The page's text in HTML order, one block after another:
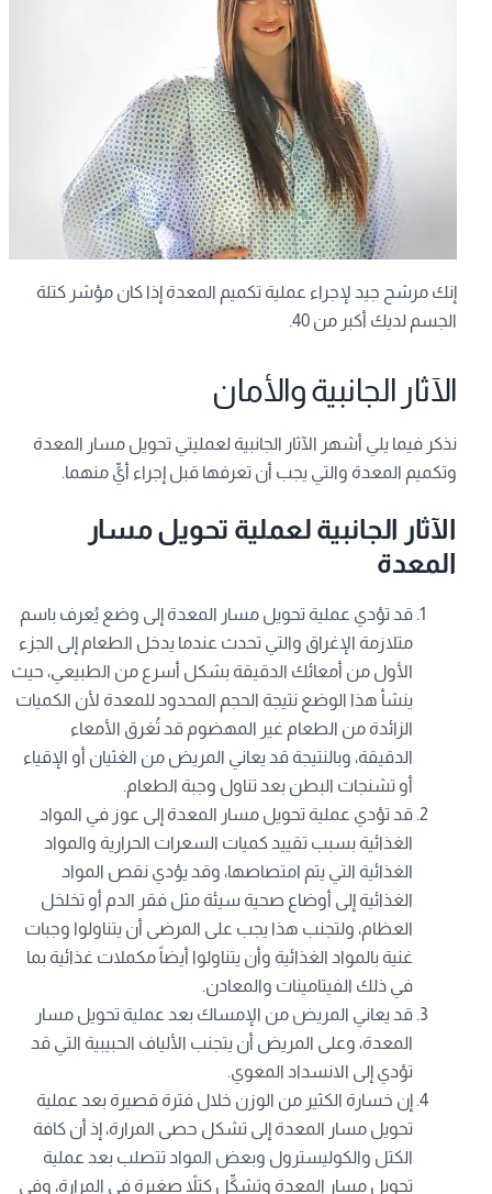
إنك مرشح جيد لإجراء عملية تكميم المعدة إذا كان مؤشر كتلة
الجسم لديك أكبر من 40.
الآثار الجانبية والأمان
نذكر فيما يلي أشهر الآثار الجانبية لعمليتي تحويل مسار المعدة
وتكميم المعدة والتي يجب أن تعرفها قبل إجراء أيٍّ منهما.
الآثار الجانبية لعملية تحويل مسار
المعدة
قد تؤدي عملية تحويل مسار المعدة إلى وضع يُعرف باسم
متلازمة الإغراق والتي تحدث عندما يدخل الطعام إلى الجزء
الأول من أمعائك الدقيقة بشكل أسرع من الطبيعي، حيث
ينشأ هذا الوضع نتيجة الحجم المحدود للمعدة لأن الكميات
الزائدة من الطعام غير المهضوم قد تُغرق الأمعاء
الدقيقة، وبالنتيجة قد يعاني المريض من الغثيان أو الإقياء
أو تشنجات البطن بعد تناول وجبة الطعام.
قد تؤدي عملية تحويل مسار المعدة إلى عوز في المواد
الغذائية بسبب تقييد كميات السعرات الحرارية والمواد
الغذائية التي يتم امتصاصها، وقد يؤدي نقص المواد
الغذائية إلى أوضاع صحية سيئة مثل فقر الدم أو تخلخل
العظام، ولتجنب هذا يجب على المرضى أن يتناولوا وجبات
غنية بالمواد الغذائية وأن يتناولوا أيضاً مكملات غذائية بما
في ذلك الفيتامينات والمعادن.
قد يعاني المريض من الإمساك بعد عملية تحويل مسار
المعدة، وعلى المريض أن يتجنب الألياف الحبيبية التي قد
تؤدي إلى الانسداد المعوي.
إن خسارة الكثير من الوزن خلال فترة قصيرة بعد عملية
تحويل مسار المعدة إلى تشكل حصى المرارة، إذ أن كافة
الكتل والكوليسترول وبعض المواد تتصلب بعد عملية
تحويل مسار المعدة وتشكِّل كتلاً صغيرة في المرارة، وفي